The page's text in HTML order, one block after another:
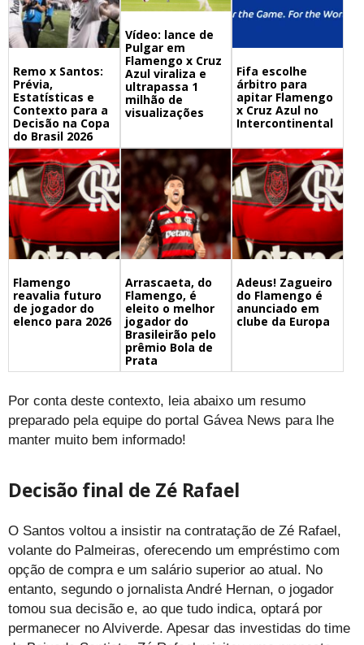
Remo x Santos:
Prévia,
Estatísticas e
Contexto para a
Decisão na Copa
do Brasil 2026
Vídeo: lance de
Pulgar em
Flamengo x Cruz
Azul viraliza e
ultrapassa 1
milhão de
visualizações
Fifa escolhe
árbitro para
apitar Flamengo
x Cruz Azul no
Intercontinental
Flamengo
reavalia futuro
de jogador do
elenco para 2026
Arrascaeta, do
Flamengo, é
eleito o melhor
jogador do
Brasileirão pelo
prêmio Bola de
Prata
Adeus! Zagueiro
do Flamengo é
anunciado em
clube da Europa
Por conta deste contexto, leia abaixo um resumo
preparado pela equipe do portal Gávea News para lhe
manter muito bem informado!
Decisão final de Zé Rafael
O Santos voltou a insistir na contratação de Zé Rafael,
volante do Palmeiras, oferecendo um empréstimo com
opção de compra e um salário superior ao atual. No
entanto, segundo o jornalista André Hernan, o jogador
tomou sua decisão e, ao que tudo indica, optará por
permanecer no Alviverde. Apesar das investidas do time